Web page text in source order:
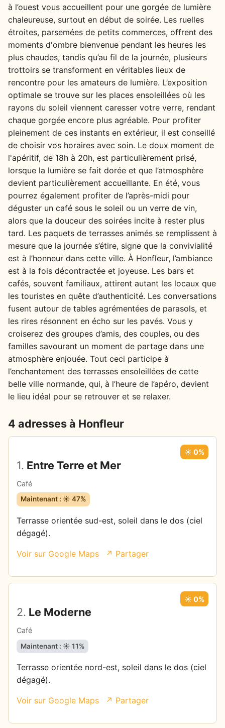
à l’ouest vous accueillent pour une gorgée de lumière
chaleureuse, surtout en début de soirée. Les ruelles
étroites, parsemées de petits commerces, offrent des
moments d'ombre bienvenue pendant les heures les
plus chaudes, tandis qu’au fil de la journée, plusieurs
trottoirs se transforment en véritables lieux de
rencontre pour les amateurs de lumière. L’exposition
optimale se trouve sur les places ensoleillées où les
rayons du soleil viennent caresser votre verre, rendant
chaque gorgée encore plus agréable. Pour profiter
pleinement de ces instants en extérieur, il est conseillé
de choisir vos horaires avec soin. Le doux moment de
l'apéritif, de 18h à 20h, est particulièrement prisé,
lorsque la lumière se fait dorée et que l’atmosphère
devient particulièrement accueillante. En été, vous
pourrez également profiter de l’après-midi pour
déguster un café sous le soleil ou un verre de vin,
alors que la douceur des soirées incite à rester plus
tard. Les paquets de terrasses animés se remplissent à
mesure que la journée s’étire, signe que la convivialité
est à l’honneur dans cette ville. À Honfleur, l’ambiance
est à la fois décontractée et joyeuse. Les bars et
cafés, souvent familiaux, attirent autant les locaux que
les touristes en quête d’authenticité. Les conversations
fusent autour de tables agrémentées de parasols, et
les rires résonnent en écho sur les pavés. Vous y
croiserez des groupes d’amis, des couples, ou des
familles savourant un moment de partage dans une
atmosphère enjouée. Tout ceci participe à
l’enchantement des terrasses ensoleillées de cette
belle ville normande, qui, à l’heure de l’apéro, devient
le lieu idéal pour se retrouver et se relaxer.
4 adresses à Honfleur
1. Entre Terre et Mer
Café
☀️ 0%
Maintenant : ☀️ 47%
Terrasse orientée sud-est, soleil dans le dos (ciel
dégagé).
Voir sur Google Maps ↗ Partager
2. Le Moderne
Café
☀️ 0%
Maintenant : ☀️ 11%
Terrasse orientée nord-est, soleil dans le dos (ciel
dégagé).
Voir sur Google Maps ↗ Partager